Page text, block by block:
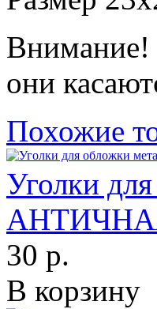
Внимание!
они
Похожие
Уголки
30 р.
В корзину